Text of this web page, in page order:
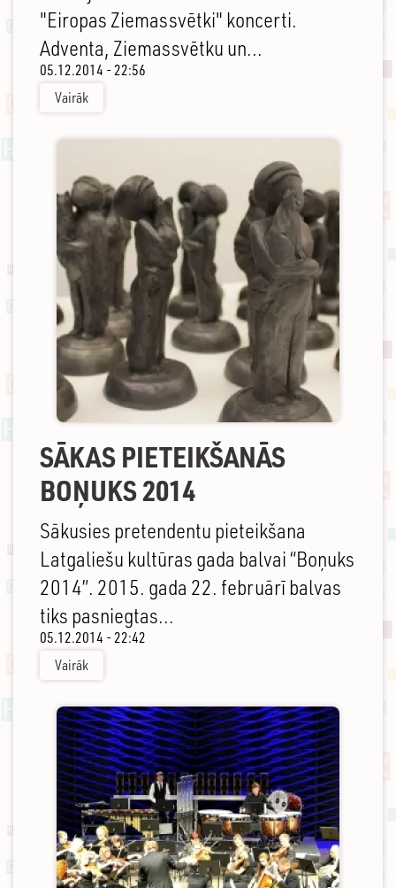
"Eiropas Ziemassvētki" koncerti.
Adventa, Ziemassvētku un...
05.12.2014 - 22:56
Vairāk
SĀKAS PIETEIKŠANĀS
BOŅUKS 2014
Sākusies pretendentu pieteikšana
Latgaliešu kultūras gada balvai “Boņuks
2014”. 2015. gada 22. februārī balvas
tiks pasniegtas...
05.12.2014 - 22:42
Vairāk